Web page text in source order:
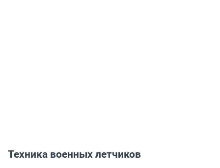
Техника военных летчиков